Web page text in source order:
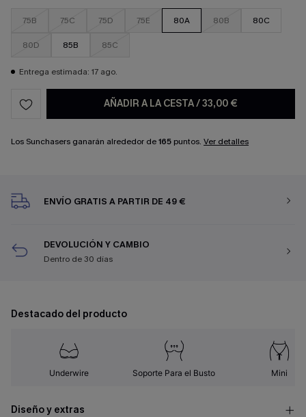
75B 75C 75D 75E 80A 80B 80C
80D 85B 85C
Entrega estimada: 17 ago.
AÑADIR A LA CESTA/33,00 €
Los Sunchasers ganarán alrededor de165 puntos. Ver detalles
ENVÍO GRATIS A PARTIR DE 49 €
DEVOLUCIÓN Y CAMBIO
Dentro de 30 días
Destacado del producto
Underwire Soporte Para el Busto Mini
Diseño y extras